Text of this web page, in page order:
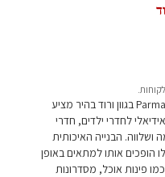
השטיח השאגי הקטיפתי הזה מבית Parma 02 בגוון ורוד בהיר מציע
לחדרי ילדים, חדרי
ושלווה. הבנייה האיכותית
הופכים אותו למתאים באופן
פינות אוכל, מסדרונות